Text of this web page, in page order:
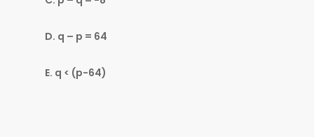
D. q – p = 64
E. q < (p-64)